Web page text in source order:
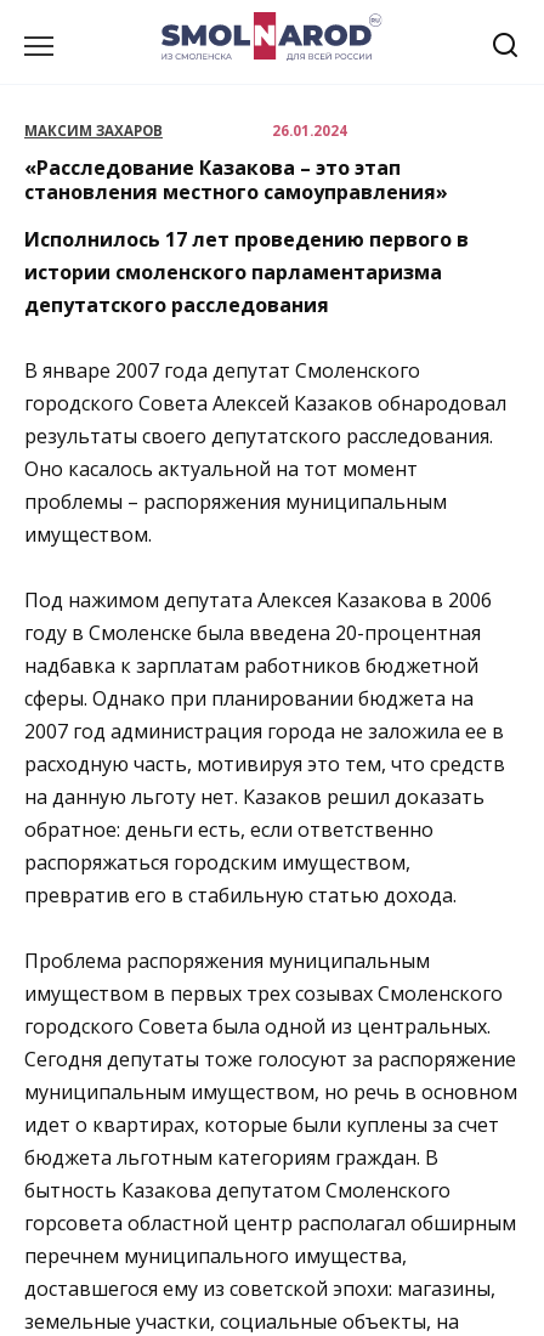
МАКСИМ ЗАХАРОВ 26.01.2024
«Расследование Казакова – это этап
становления местного самоуправления»
Исполнилось 17 лет проведению первого в
истории смоленского парламентаризма
депутатского расследования
В январе 2007 года депутат Смоленского
городского Совета Алексей Казаков обнародовал
результаты своего депутатского расследования.
Оно касалось актуальной на тот момент
проблемы – распоряжения муниципальным
имуществом.
Под нажимом депутата Алексея Казакова в 2006
году в Смоленске была введена 20-процентная
надбавка к зарплатам работников бюджетной
сферы. Однако при планировании бюджета на
2007 год администрация города не заложила ее в
расходную часть, мотивируя это тем, что средств
на данную льготу нет. Казаков решил доказать
обратное: деньги есть, если ответственно
распоряжаться городским имуществом,
превратив его в стабильную статью дохода.
Проблема распоряжения муниципальным
имуществом в первых трех созывах Смоленского
городского Совета была одной из центральных.
Сегодня депутаты тоже голосуют за распоряжение
муниципальным имуществом, но речь в основном
идет о квартирах, которые были куплены за счет
бюджета льготным категориям граждан. В
бытность Казакова депутатом Смоленского
горсовета областной центр располагал обширным
перечнем муниципального имущества,
доставшегося ему из советской эпохи: магазины,
земельные участки, социальные объекты, на